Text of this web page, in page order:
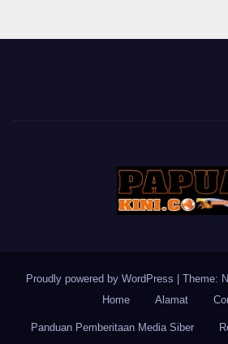
Proudly powered by WordPress | Theme:
Home
Alamat
Panduan Pemberitaan Media Siber